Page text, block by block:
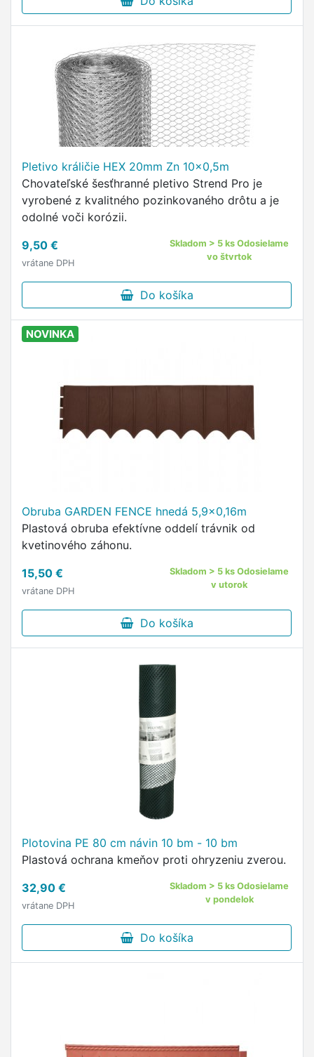
Pletivo králičie HEX 20mm Zn 10x0,5m
Chovateľské šesťhranné pletivo Strend Pro je
vyrobené z kvalitného pozinkovaného drôtu a je
odolné voči korózii.
9,50 €
vrátane DPH
Skladom > 5 ks Odosielame
vo štvrtok
Do košíka
NOVINKA
Obruba GARDEN FENCE hnedá 5,9x0,16m
Plastová obruba efektívne oddelí trávnik od
kvetinového záhonu.
15,50 €
vrátane DPH
Skladom > 5 ks Odosielame
v utorok
Do košíka
Plotovina PE 80 cm návin 10 bm - 10 bm
Plastová ochrana kmeňov proti ohryzeniu zverou.
32,90 €
vrátane DPH
Skladom > 5 ks Odosielame
v pondelok
Do košíka